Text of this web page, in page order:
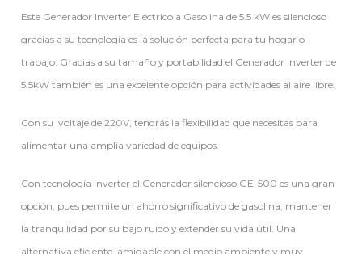
Este Generador Inverter Eléctrico a Gasolina de 5.5 kW es silencioso
gracias a su tecnología es la solución perfecta para tu hogar o
trabajo. Gracias a su tamaño y portabilidad el Generador Inverter de
5.5kW también es una excelente opción para actividades al aire libre.
Con su voltaje de 220V, tendrás la flexibilidad que necesitas para
alimentar una amplia variedad de equipos.
Con tecnología Inverter el Generador silencioso GE-500 es una gran
opción, pues permite un ahorro significativo de gasolina, mantener
la tranquilidad por su bajo ruido y extender su vida útil. Una
alternativa eficiente, amigable con el medio ambiente y muy